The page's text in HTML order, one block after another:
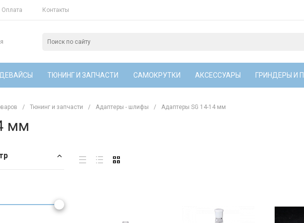
Оплата Контакты
ДЕВАЙСЫ ТЮНИНГ И ЗАПЧАСТИ САМОКРУТКИ АКСЕССУАРЫ ГРИНДЕРЫ И
/ Тюнинг и запчасти / Адаптеры - шлифы / Адаптеры SG 14-14 мм
мм